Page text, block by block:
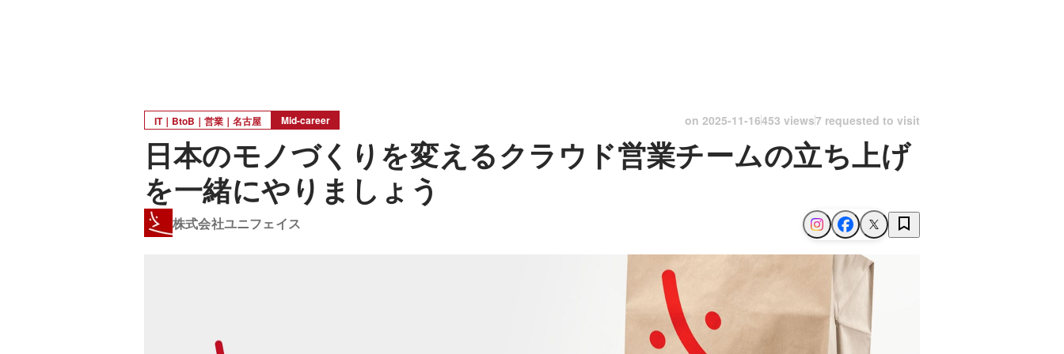
IT｜BtoB｜営業｜名古屋 Mid-career on 2025-11-16453 views7 requested to visit
日本のモノづくりを変えるクラウド営業チームの立ち上げ
を一緒にやりましょう
株式会社ユニフェイス